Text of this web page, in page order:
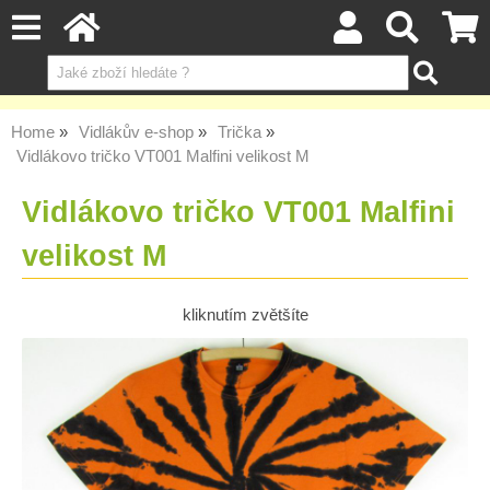
Home Vidlákův e-shop
Trička
Vidlákovo tričko VT001 Malfini velikost M
Vidlákovo tričko VT001 Malfini
velikost M
kliknutím zvětšíte